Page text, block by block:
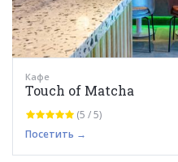
Кафе
Touch of Matcha
(5 / 5)
Посетить →